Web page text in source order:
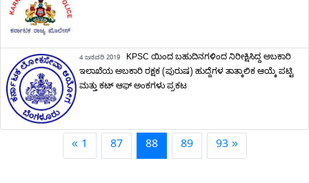
4 ಜನವರಿ 2019
KPSC ಯಿಂದ ಬಹುದಿನಗಳಿಂದ ನಿರೀಕ್ಷಿಸಿದ್ದ ಅಬಕಾರಿ
ಇಲಾಖೆಯ ಅಬಕಾರಿ ರಕ್ಷಕ (ಪುರುಷ) ಹುದ್ದೆಗಳ ತಾತ್ಕಾಲಿಕ ಆಯ್ಕೆ ಪಟ್ಟಿ
ಮತ್ತು ಕಟ್ ಆಫ್ ಅಂಕಗಳು ಪ್ರಕಟ
« 1 87 88 89 93 »